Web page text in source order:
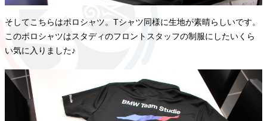
そしてこちらはポロシャツ。Tシャツ同様に生地が素晴らしいです。
このポロシャツはスタディのフロントスタッフの制服にしたいくら
い気に入りました♪